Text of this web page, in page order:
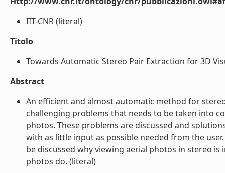
IIT-CNR (literal)
Titolo
Towards Automatic Stereo Pair Extraction for 3D
Abstract
An efficient and almost automatic method for
challenging problems that needs to be taken into
photos. These problems are discussed and
with as little input as possible needed from the
be discussed why viewing aerial photos in stereo
photos do. (literal)